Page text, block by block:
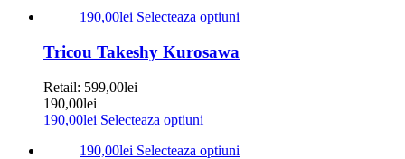
190,00lei Selecteaza optiuni
Tricou Takeshy Kurosawa
Retail: 599,00lei
190,00lei
190,00lei Selecteaza optiuni
190,00lei Selecteaza optiuni